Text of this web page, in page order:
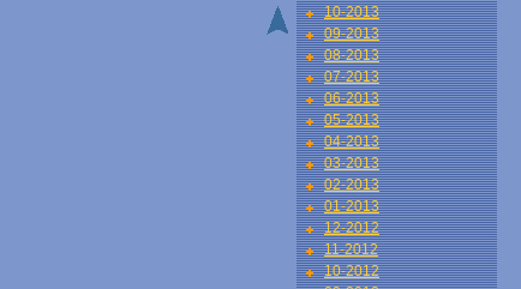
10-2013
09-2013
08-2013
07-2013
06-2013
05-2013
04-2013
03-2013
02-2013
01-2013
12-2012
11-2012
10-2012